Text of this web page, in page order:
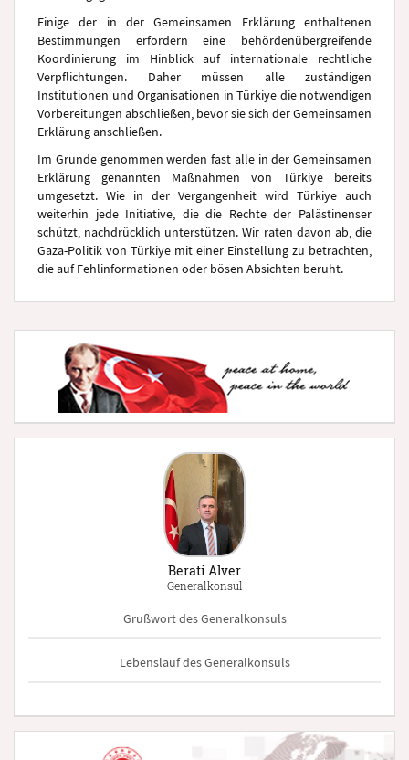
Einige der in der Gemeinsamen Erklärung enthaltenen
Bestimmungen erfordern eine behördenübergreifende
Koordinierung im Hinblick auf internationale rechtliche
Verpflichtungen. Daher müssen alle zuständigen
Institutionen und Organisationen in Türkiye die notwendigen
Vorbereitungen abschließen, bevor sie sich der Gemeinsamen
Erklärung anschließen.
Im Grunde genommen werden fast alle in der Gemeinsamen
Erklärung genannten Maßnahmen von Türkiye bereits
umgesetzt. Wie in der Vergangenheit wird Türkiye auch
weiterhin jede Initiative, die die Rechte der Palästinenser
schützt, nachdrücklich unterstützen. Wir raten davon ab, die
Gaza-Politik von Türkiye mit einer Einstellung zu betrachten,
die auf Fehlinformationen oder bösen Absichten beruht.
Berati Alver
Generalkonsul
Grußwort des Generalkonsuls
Lebenslauf des Generalkonsuls